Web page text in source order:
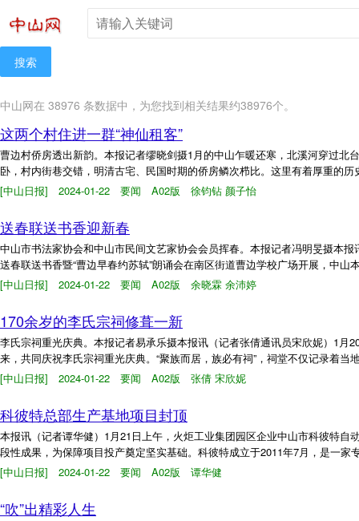
搜索
中山网在 38976 条数据中，为您找到相关结果约38976个。
这两个村住进一群“神仙租客”
曹边村侨房透出新韵。本报记者缪晓剑摄1月的中山乍暖还寒，北溪河穿过
卧，村内街巷交错，明清古宅、民国时期的侨房鳞次栉比。这里有着厚重的
[中山日报] 2024-01-22 要闻 A02版 徐钧钻 颜子怡
送春联送书香迎新春
中山市书法家协会和中山市民间文艺家协会会员挥春。本报记者冯明旻摄本
送春联送书香暨“曹边早春约苏轼”朗诵会在南区街道曹边学校广场开展，中
[中山日报] 2024-01-22 要闻 A02版 余晓霖 余沛婷
170余岁的李氏宗祠修葺一新
李氏宗祠重光庆典。本报记者易承乐摄本报讯（记者张倩通讯员宋欣妮）1
来，共同庆祝李氏宗祠重光庆典。“聚族而居，族必有祠”，祠堂不仅记录着
[中山日报] 2024-01-22 要闻 A02版 张倩 宋欣妮
科彼特总部生产基地项目封顶
本报讯（记者谭华健）1月21日上午，火炬工业集团园区企业中山市科彼特
段性成果，为保障项目投产奠定坚实基础。科彼特成立于2011年7月，是一
[中山日报] 2024-01-22 要闻 A02版 谭华健
“吹”出精彩人生